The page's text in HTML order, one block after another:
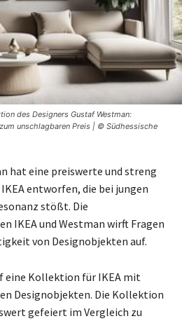
des Designers Gustaf Westman:
unschlagbaren Preis | © Südhessische
hat eine preiswerte und streng
entworfen, die bei jungen
stößt. Die
IKEA und Westman wirft Fragen
von Designobjekten auf.
eine Kollektion für IKEA mit
Designobjekten. Die Kollektion
gefeiert im Vergleich zu